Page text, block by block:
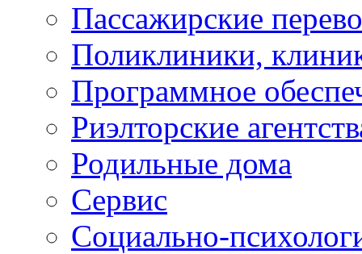
Пассажирские
Поликлиники,
Программное
Риэлторские
Родильные дома
Сервис
Социально-